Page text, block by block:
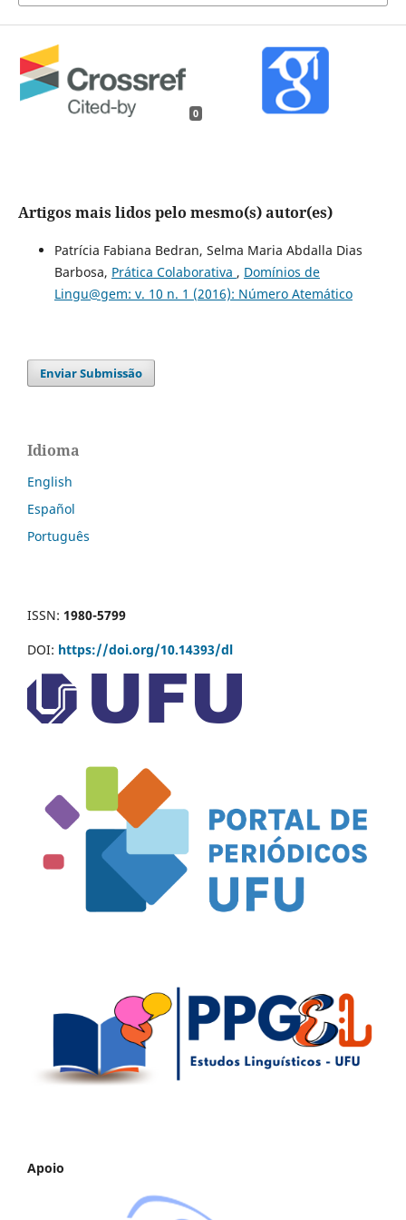
0
Artigos mais lidos pelo mesmo(s) autor(es)
Patrícia Fabiana Bedran, Selma Maria Abdalla Dias
Barbosa, Prática Colaborativa , Domínios de
Lingu@gem: v. 10 n. 1 (2016): Número Atemático
Enviar Submissão
Idioma
English
Español
Português
ISSN: 1980-5799
DOI: https://doi.org/10.14393/dl
Apoio